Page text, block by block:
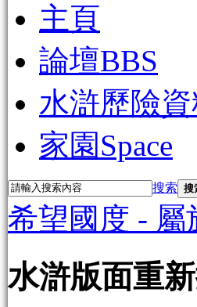
主頁
論壇BBS
水滸歷險
家園Space
搜索 搜
希望國度 -
水滸版面重